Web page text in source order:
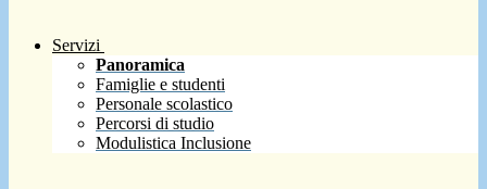
Servizi
Panoramica
Famiglie e studenti
Personale scolastico
Percorsi di studio
Modulistica Inclusione